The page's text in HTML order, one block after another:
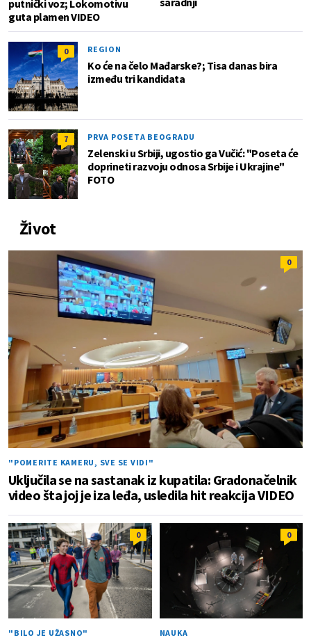
putnički voz; Lokomotivu
guta plamen VIDEO
0 REGION
Ko će na čelo Mađarske?; Tisa danas bira
između tri kandidata
7 PRVA POSETA BEOGRADU
Zelenski u Srbiji, ugostio ga Vučić: "Poseta će
doprineti razvoju odnosa Srbije i Ukrajine"
FOTO
Život
0
"POMERITE KAMERU, SVE SE VIDI"
Uključila se na sastanak iz kupatila: Gradonačelnik
video šta joj je iza leđa, usledila hit reakcija VIDEO
0
"BILO JE UŽASNO"
0
NAUKA